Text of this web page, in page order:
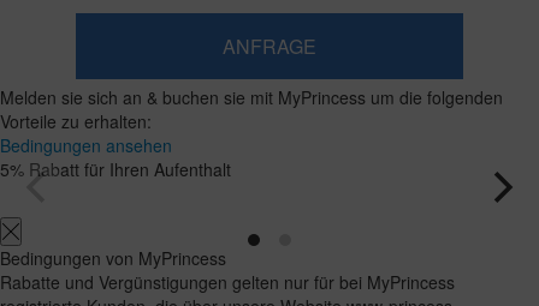
ANFRAGE
Zimmer
und
Belegungen
​Zimmer
1​
Erwachsene
Ab
12
Jahren
2
Kinder
Bis
zu
11
0
​Zimmer
hinzufügenSuchen
Melden sie sich an & buchen sie mit MyPrincess um die folgenden
Vorteile zu erhalten:
Bedingungen ansehen
5% Rabatt für Ihren Aufenthalt
Bedingungen von MyPrincess
Rabatte und Vergünstigungen gelten nur für bei MyPrincess